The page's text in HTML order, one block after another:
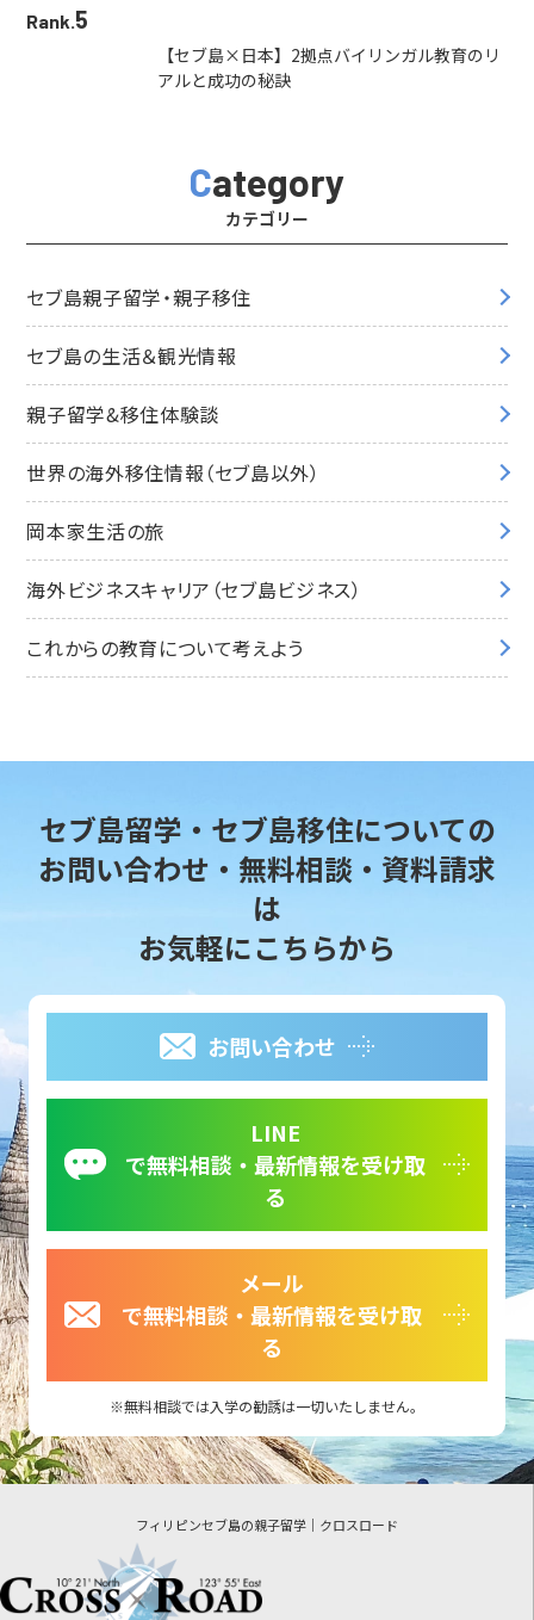
Rank.5
【セブ島×日本】2拠点バイリンガル教育のリ
アルと成功の秘訣
Category
カテゴリー
セブ島親子留学・親子移住
セブ島の生活＆観光情報
親子留学&移住体験談
世界の海外移住情報（セブ島以外）
岡本家生活の旅
海外ビジネスキャリア（セブ島ビジネス）
これからの教育について考えよう
セブ島留学・セブ島移住についての
お問い合わせ・無料相談・資料請求
は
お気軽にこちらから
お問い合わせ
LINE
で無料相談・最新情報を受け取
る
メール
で無料相談・最新情報を受け取
る
無料相談では入学の勧誘は一切いたしません。
フィリピンセブ島の親子留学｜クロスロード